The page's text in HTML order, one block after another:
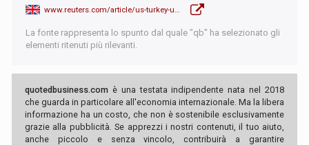
La fonte rappresenta lo spunto dal quale "qb" ha selezionato gli
elementi ritenuti più rilevanti.
quotedbusiness.com è una testata indipendente nata nel 2018
che guarda in particolare all'economia internazionale. Ma la libera
informazione ha un costo, che non è sostenibile esclusivamente
grazie alla pubblicità. Se apprezzi i nostri contenuti, il tuo aiuto,
anche piccolo e senza vincolo, contribuirà a garantire